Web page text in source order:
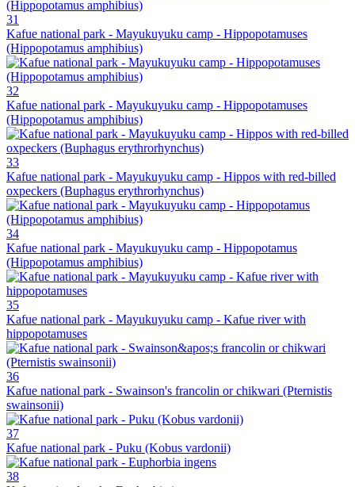
31
Kafue national park - Mayukuyuku camp - Hippopotamuses
(Hippopotamus amphibius)
32
Kafue national park - Mayukuyuku camp - Hippopotamuses
(Hippopotamus amphibius)
33
Kafue national park - Mayukuyuku camp - Hippos with red-billed
oxpeckers (Buphagus erythrorhynchus)
34
Kafue national park - Mayukuyuku camp - Hippopotamus
(Hippopotamus amphibius)
35
Kafue national park - Mayukuyuku camp - Kafue river with
hippopotamuses
36
Kafue national park - Swainson's francolin or chikwari (Pternistis
swainsonii)
37
Kafue national park - Puku (Kobus vardonii)
38